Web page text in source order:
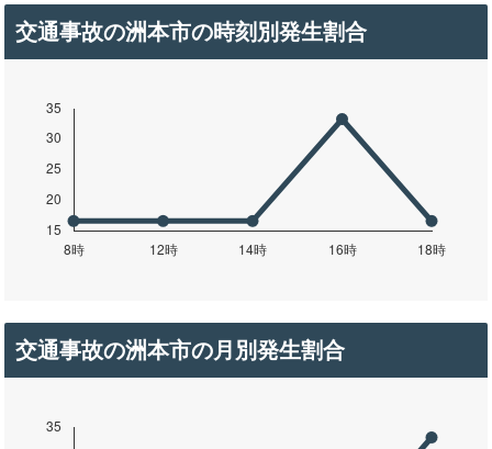
交通事故の洲本市の時刻別発生割合
交通事故の洲本市の月別発生割合